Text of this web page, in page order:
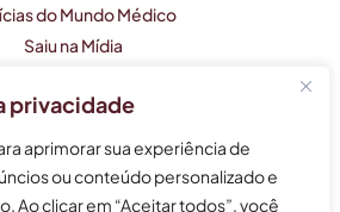
privacidade
aprimorar sua experiência de
ou conteúdo personalizado e
Ao clicar em “Aceitar todos”, você
do Mundo Médico
Saiu na Mídia
tem caráter apenas informativo e
uma consulta médica.
não devem ser usadas para auto-